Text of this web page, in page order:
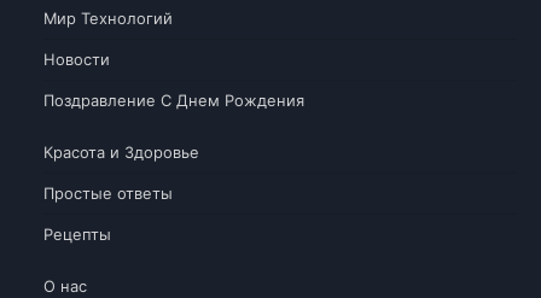
Мир Технологий
Новости
Поздравление С Днем Рождения
Красота и Здоровье
Простые ответы
Рецепты
О нас